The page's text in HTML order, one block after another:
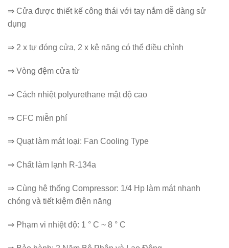
⇒ Cửa được thiết kế công thái với tay nắm dễ dàng sử
dụng
⇒ 2 x tự đóng cửa, 2 x kệ nặng có thể điều chỉnh
⇒ Vòng đệm cửa từ
⇒ Cách nhiệt polyurethane mật độ cao
⇒ CFC miễn phí
⇒ Quạt làm mát loại: Fan Cooling Type
⇒ Chất làm lạnh R-134a
⇒ Cùng hệ thống Compressor: 1/4 Hp làm mát nhanh
chóng và tiết kiệm điện năng
⇒ Phạm vi nhiệt độ: 1 ° C ~ 8 ° C